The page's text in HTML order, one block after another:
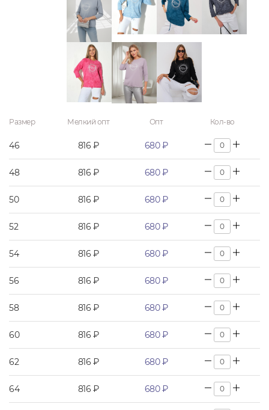
Размер Мелкий опт Опт Кол-во
46 816 ₽ 680 ₽
48 816 ₽ 680 ₽
50 816 ₽ 680 ₽
52 816 ₽ 680 ₽
54 816 ₽ 680 ₽
56 816 ₽ 680 ₽
58 816 ₽ 680 ₽
60 816 ₽ 680 ₽
62 816 ₽ 680 ₽
64 816 ₽ 680 ₽